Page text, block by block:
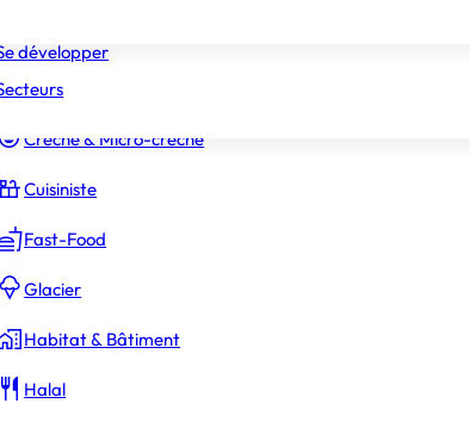
Constructeur Piscines & Spas
Crèche & Micro-crèche
Cuisiniste
Fast-Food
Glacier
Habitat & Bâtiment
Halal
développer